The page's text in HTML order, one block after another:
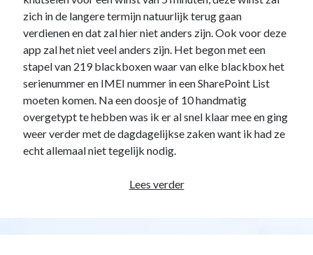
zich in de langere termijn natuurlijk terug gaan
verdienen en dat zal hier niet anders zijn. Ook voor deze
app zal het niet veel anders zijn. Het begon met een
stapel van 219 blackboxen waar van elke blackbox het
serienummer en IMEI nummer in een SharePoint List
moeten komen. Na een doosje of 10 handmatig
overgetypt te hebben was ik er al snel klaar mee en ging
weer verder met de dagdagelijkse zaken want ik had ze
echt allemaal niet tegelijk nodig.
Lees verderWeer